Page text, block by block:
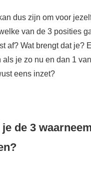
dus zijn om voor
van de 3 posities
af? Wat brengt dat je?
als je zo nu en dan 1
eens inzet?
je de 3